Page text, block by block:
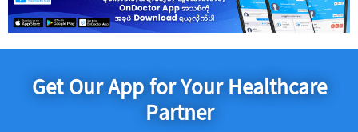
Get Our App for Your Healthcare
Partner